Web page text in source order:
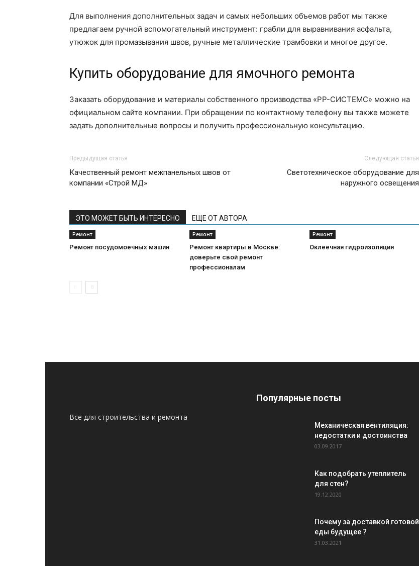
Для выполнения дополнительных задач и самых небольших объемов работ мы также
предлагаем ручной вспомогательный инструмент: грабли для выравнивания асфальта,
утюжок для промазывания швов, ручные металлические трамбовки и многое другое.
Купить оборудование для ямочного ремонта
Заказать оборудование и материалы собственного производства «РР-СИСТЕМС» можно на
официальном сайте компании. При обращении по контактному телефону вы также можете
задать дополнительные вопросы и получить профессиональную консультацию.
Предыдущая статья
Качественный ремонт межпанельных швов от
компании «Строй МД»
Следующая статья
Светотехническое оборудование для
наружного освещения
ЭТО МОЖЕТ БЫТЬ ИНТЕРЕСНО ЕЩЕ ОТ АВТОРА
Ремонт
Ремонт посудомоечных машин
Ремонт
Ремонт квартиры в Москве:
доверьте свой ремонт
профессионалам
Ремонт
Оклеечная гидроизоляция
Всё для строительства и ремонта
Популярные посты
Механическая вентиляция:
недостатки и достоинства
03.09.2017
Как подобрать утеплитель
для стен?
19.12.2020
Почему за доставкой готовой
еды будущее ?
31.03.2021